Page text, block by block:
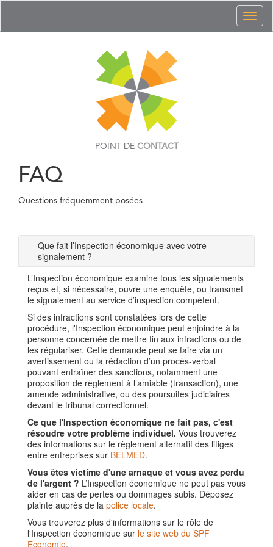
POINT DE CONTACT
FAQ
Questions fréquemment posées
Que fait l’Inspection économique avec votre
signalement ?
L’Inspection économique examine tous les signalements
reçus et, si nécessaire, ouvre une enquête, ou transmet
le signalement au service d’inspection compétent.
Si des infractions sont constatées lors de cette
procédure, l'Inspection économique peut enjoindre à la
personne concernée de mettre fin aux infractions ou de
les régulariser. Cette demande peut se faire via un
avertissement ou la rédaction d’un procès-verbal
pouvant entraîner des sanctions, notamment une
proposition de règlement à l’amiable (transaction), une
amende administrative, ou des poursuites judiciaires
devant le tribunal correctionnel.
Ce que l'Inspection économique ne fait pas, c'est
résoudre votre problème individuel. Vous trouverez
des informations sur le règlement alternatif des litiges
entre entreprises sur BELMED.
Vous êtes victime d'une arnaque et vous avez perdu
de l'argent ? L’Inspection économique ne peut pas vous
aider en cas de pertes ou dommages subis. Déposez
plainte auprès de la police locale.
Vous trouverez plus d'informations sur le rôle de
l'Inspection économique sur le site web du SPF
Economie.